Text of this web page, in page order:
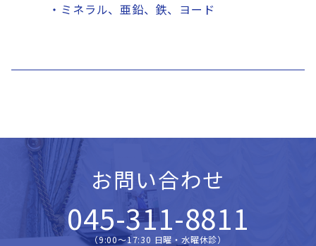
・ミネラル、亜鉛、鉄、ヨード
お問い合わせ
045-311-8811
（9:00〜17:30 日曜・水曜休診）